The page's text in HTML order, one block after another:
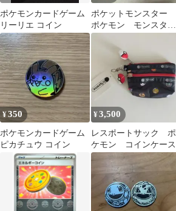
ポケモンカードゲーム
リーリエ コイン
ポケットモンスター
ポケモン モンスター
ボール ポーチ コイ
ンケース もこもこ
¥350
ポケモンカードゲーム
ピカチュウ コイン
¥3,500
レスポートサック ポ
ケモン コインケース